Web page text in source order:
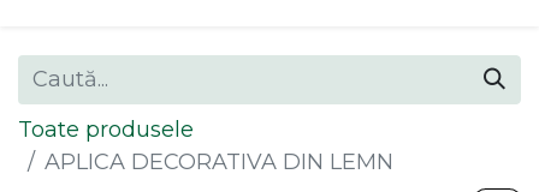
Toate produsele
APLICA DECORATIVA DIN LEMN